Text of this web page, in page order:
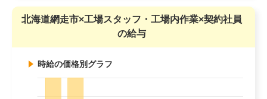
北海道網走市×工場スタッフ・工場内作業×契約社員
の給与
時給の価格別グラフ